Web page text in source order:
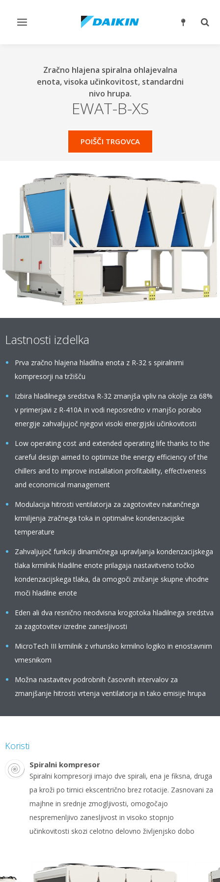
Preklop
Zračno hlajena spiralna ohlajevalna
enota, visoka učinkovitost, standardni
nivo hrupa.
EWAT-B-XS
POIŠČI TRGOVCA
Lastnosti izdelka
Prva zračno hlajena hladilna enota z R-32 s spiralnimi
kompresorji na tržišču
Izbira hladilnega sredstva R-32 zmanjša vpliv na okolje za 68%
v primerjavi z R-410A in vodi neposredno v manjšo porabo
energije zahvaljujoč njegovi visoki energijski učinkovitosti
Low operating cost and extended operating life thanks to the
careful design aimed to optimize the energy efficiency of the
chillers and to improve installation profitability, effectiveness
and economical management
Modulacija hitrosti ventilatorja za zagotovitev natančnega
krmiljenja zračnega toka in optimalne kondenzacijske
temperature
Zahvaljujoč funkciji dinamičnega upravljanja kondenzacijskega
tlaka krmilnik hladilne enote prilagaja nastavitveno točko
kondenzacijskega tlaka, da omogoči znižanje skupne vhodne
moči hladilne enote
Eden ali dva resnično neodvisna krogotoka hladilnega sredstva
za zagotovitev izredne zanesljivosti
MicroTech III krmilnik z vrhunsko krmilno logiko in enostavnim
vmesnikom
Možna nastavitev podrobnih časovnih intervalov za
zmanjšanje hitrosti vrtenja ventilatorja in tako emisije hrupa
Koristi
Spiralni kompresor
Spiralni kompresorji imajo dve spirali, ena je fiksna, druga
pa kroži po tirnici ekscentrično brez rotacije. Zasnovani za
majhne in srednje zmogljivosti, omogočajo
nespremenljivo zanesljivost in visoko stopnjo
učinkovitosti skozi celotno delovno življenjsko dobo